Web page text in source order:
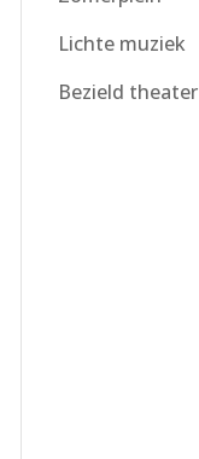
Lichte muziek
Bezield theater